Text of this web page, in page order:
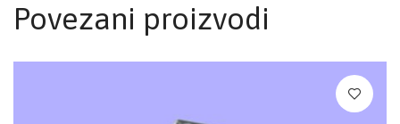
Povezani proizvodi